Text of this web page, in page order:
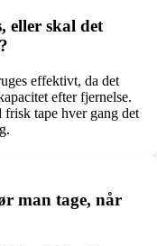
eller skal det
effektivt, da det
efter fjernelse.
frisk tape hver gang det
man tage, når